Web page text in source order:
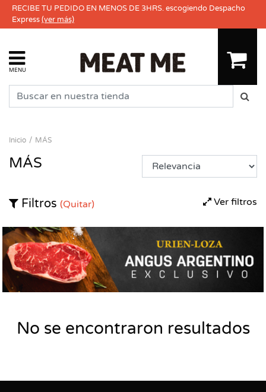
RECIBE TU PEDIDO EN MENOS DE 3HRS. escogiendo Despacho
Express(ver más)
MENU
Inicio MÁS
MÁS
Ver filtros
Filtros (Quitar)
No se encontraron resultados